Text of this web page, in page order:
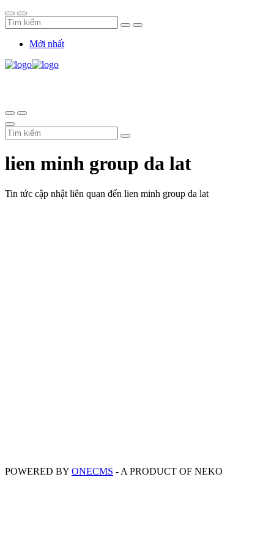
Mới nhất
lien minh group da lat
Tin tức cập nhật liên quan đến lien minh group da lat
POWERED BY ONECMS - A PRODUCT OF NEKO